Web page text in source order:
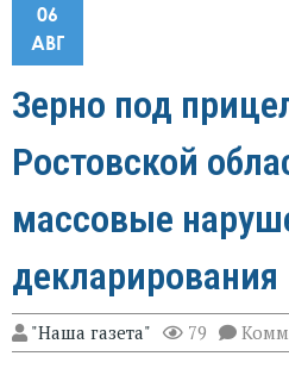
06
АВГ
Зерно под
Ростовской
массовые
декларирования
"Наша газета" 79